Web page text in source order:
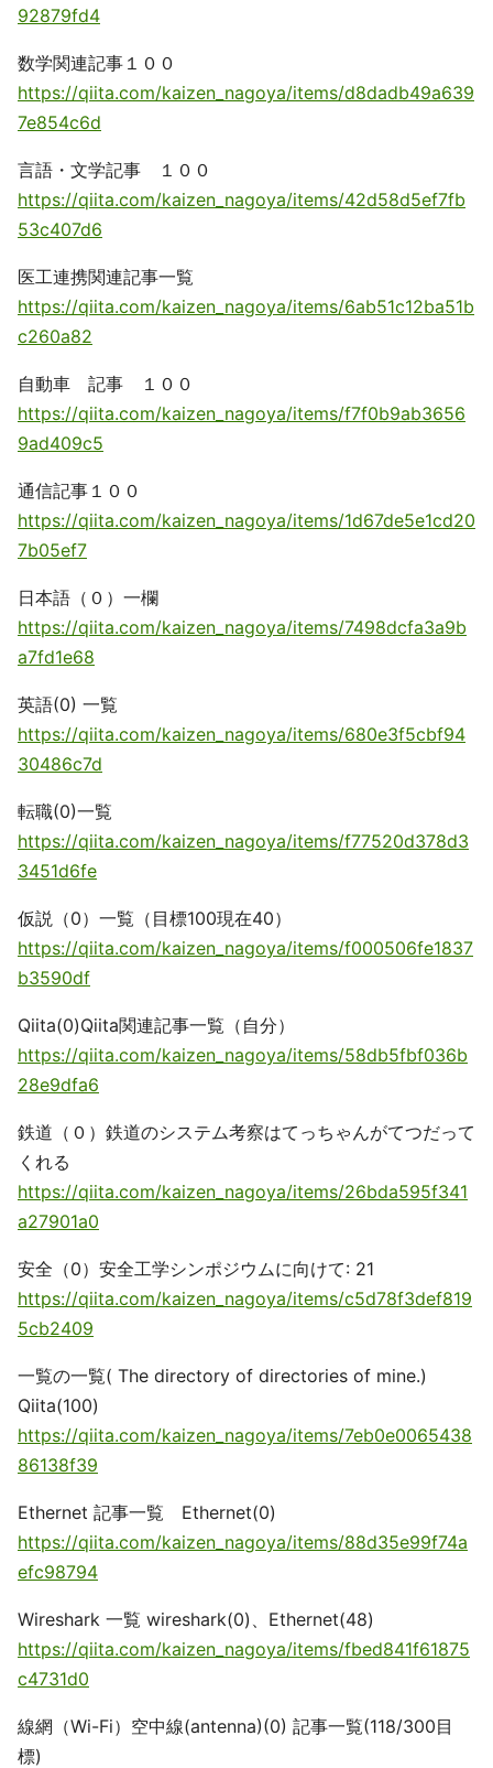
92879fd4
数学関連記事１００
https://qiita.com/kaizen_nagoya/items/d8dadb49a639
7e854c6d
言語・文学記事 １００
https://qiita.com/kaizen_nagoya/items/42d58d5ef7fb
53c407d6
医工連携関連記事一覧
https://qiita.com/kaizen_nagoya/items/6ab51c12ba51b
c260a82
自動車 記事 １００
https://qiita.com/kaizen_nagoya/items/f7f0b9ab3656
9ad409c5
通信記事１００
https://qiita.com/kaizen_nagoya/items/1d67de5e1cd20
7b05ef7
日本語（０）一欄
https://qiita.com/kaizen_nagoya/items/7498dcfa3a9b
a7fd1e68
英語(0) 一覧
https://qiita.com/kaizen_nagoya/items/680e3f5cbf94
30486c7d
転職(0)一覧
https://qiita.com/kaizen_nagoya/items/f77520d378d3
3451d6fe
仮説（0）一覧（目標100現在40）
https://qiita.com/kaizen_nagoya/items/f000506fe1837
b3590df
Qiita(0)Qiita関連記事一覧（自分）
https://qiita.com/kaizen_nagoya/items/58db5fbf036b
28e9dfa6
鉄道（０）鉄道のシステム考察はてっちゃんがてつだって
くれる
https://qiita.com/kaizen_nagoya/items/26bda595f341
a27901a0
安全（0）安全工学シンポジウムに向けて: 21
https://qiita.com/kaizen_nagoya/items/c5d78f3def819
5cb2409
一覧の一覧( The directory of directories of mine.)
Qiita(100)
https://qiita.com/kaizen_nagoya/items/7eb0e0065438
86138f39
Ethernet 記事一覧 Ethernet(0)
https://qiita.com/kaizen_nagoya/items/88d35e99f74a
efc98794
Wireshark 一覧 wireshark(0)、Ethernet(48)
https://qiita.com/kaizen_nagoya/items/fbed841f61875
c4731d0
線網（Wi-Fi）空中線(antenna)(0) 記事一覧(118/300目
標)